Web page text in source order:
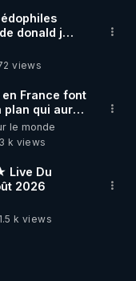
donald j
666.
views
France font
qui aurait
2001
le monde
k views
Live Du
2026
1.5 k views